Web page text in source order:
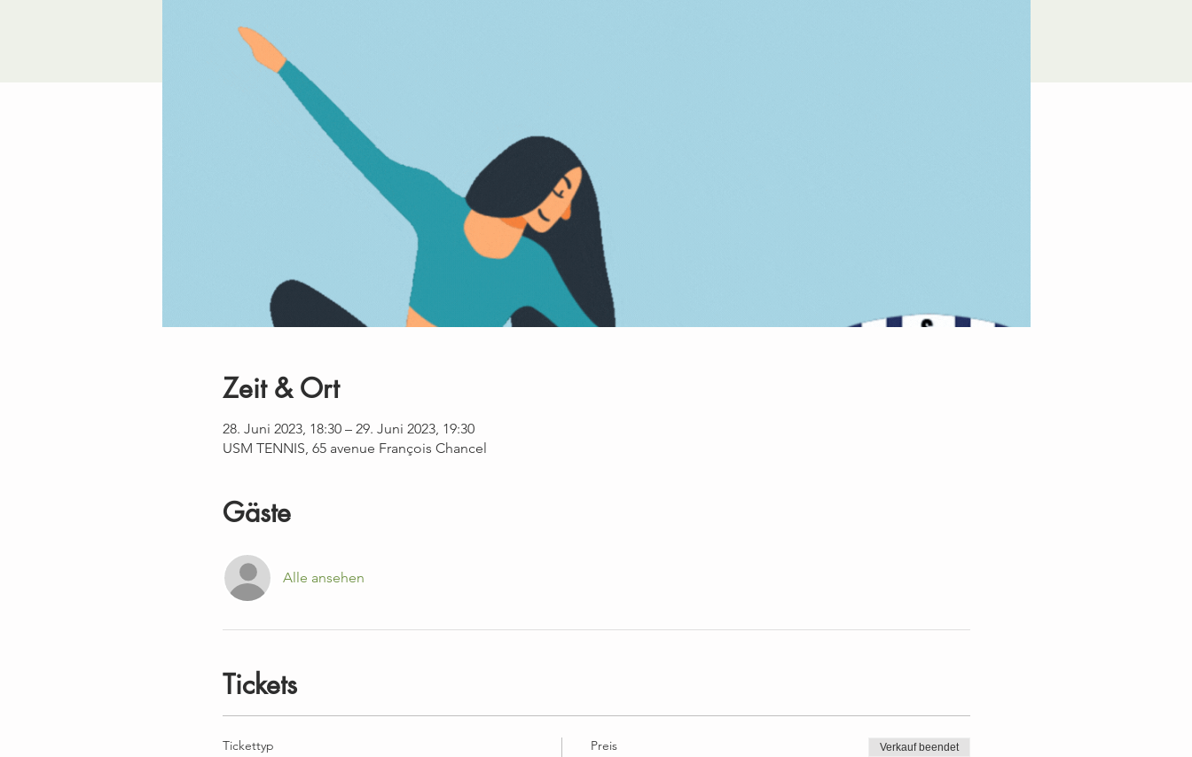
Zeit & Ort
28. Juni 2023, 18:30 – 29. Juni 2023, 19:30
USM TENNIS, 65 avenue François Chancel
Gäste
Alle ansehen
Tickets
Tickettyp Preis Verkauf beendet